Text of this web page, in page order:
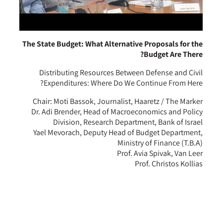
The State Budget: What Alternative Proposals for the
Budget Are There?
Distributing Resources Between Defense and Civil
Expenditures: Where Do We Continue From Here?
Chair: Moti Bassok, Journalist, Haaretz / The Marker
Dr. Adi Brender, Head of Macroeconomics and Policy
Division, Research Department, Bank of Israel
Yael Mevorach, Deputy Head of Budget Department,
Ministry of Finance (T.B.A)
Prof. Avia Spivak, Van Leer
Prof. Christos Kollias